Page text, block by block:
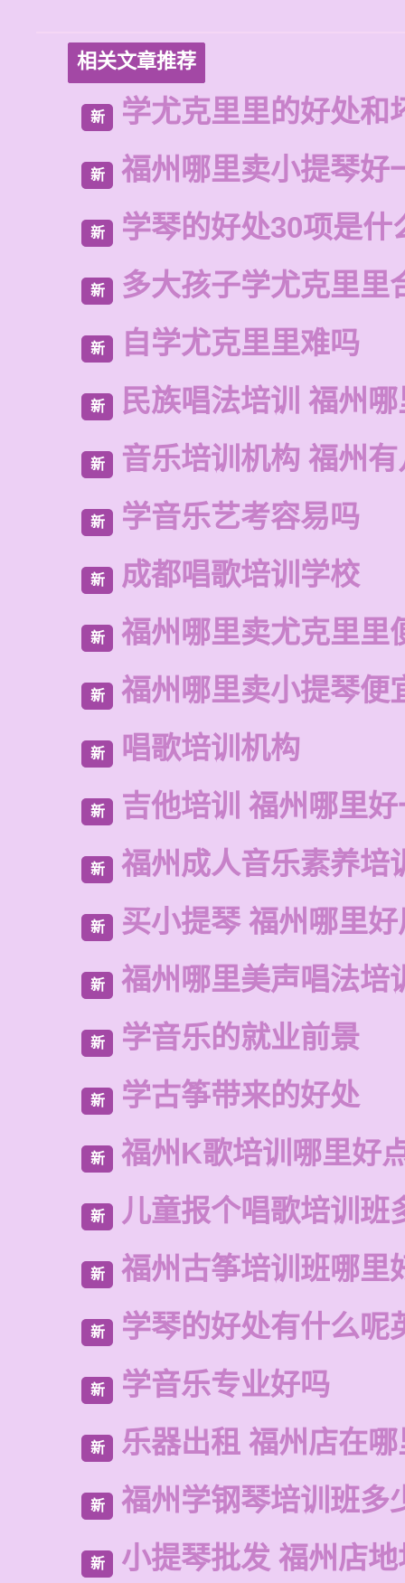
相关文章推荐
新 学尤克里里的好处和
新 福州哪里卖小提琴好
新 学琴的好处30项是什
新 多大孩子学尤克里里
新 自学尤克里里难吗
新 民族唱法培训 福州
新 音乐培训机构 福州
新 学音乐艺考容易吗
新 成都唱歌培训学校
新 福州哪里卖尤克里里
新 福州哪里卖小提琴便
新 唱歌培训机构
新 吉他培训 福州哪里
新 福州成人音乐素养培
新 买小提琴 福州哪里好
新 福州哪里美声唱法培
新 学音乐的就业前景
新 学古筝带来的好处
新 福州K歌培训哪里好
新 儿童报个唱歌培训班
新 福州古筝培训班哪里
新 学琴的好处有什么呢
新 学音乐专业好吗
新 乐器出租 福州店在
新 福州学钢琴培训班多
新 小提琴批发 福州店